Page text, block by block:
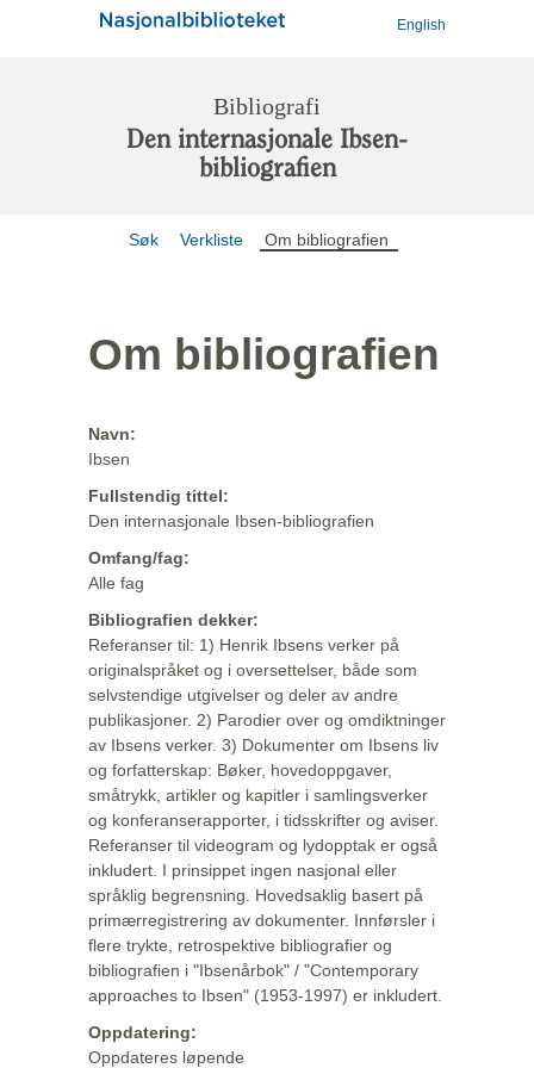
English
Bibliografi
Den internasjonale Ibsen-
bibliografien
Søk Verkliste Om bibliografien
Om bibliografien
Navn:
Ibsen
Fullstendig tittel:
Den internasjonale Ibsen-bibliografien
Omfang/fag:
Alle fag
Bibliografien dekker:
Referanser til: 1) Henrik Ibsens verker på
originalspråket og i oversettelser, både som
selvstendige utgivelser og deler av andre
publikasjoner. 2) Parodier over og omdiktninger
av Ibsens verker. 3) Dokumenter om Ibsens liv
og forfatterskap: Bøker, hovedoppgaver,
småtrykk, artikler og kapitler i samlingsverker
og konferanserapporter, i tidsskrifter og aviser.
Referanser til videogram og lydopptak er også
inkludert. I prinsippet ingen nasjonal eller
språklig begrensning. Hovedsaklig basert på
primærregistrering av dokumenter. Innførsler i
flere trykte, retrospektive bibliografier og
bibliografien i "Ibsenårbok" / "Contemporary
approaches to Ibsen" (1953-1997) er inkludert.
Oppdatering:
Oppdateres løpende